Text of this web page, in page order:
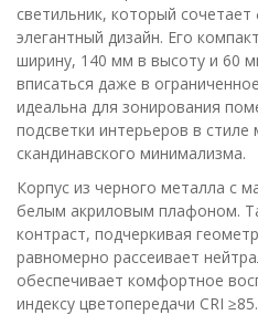
светильник, который
элегантный дизайн. Его
ширину, 140 мм в высоту и 60
вписаться даже в
идеальна для зонирования
подсветки интерьеров в стиле
скандинавского минимализма.
Корпус из черного металла с
белым акриловым плафоном.
контраст, подчеркивая
равномерно рассеивает
обеспечивает комфортное
индексу цветопередачи CRI